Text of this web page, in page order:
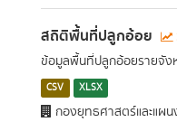
สถิติพื้นที่ปลูกอ้อย
ข้อมูลพื้นที่ปลูกอ้อยรายจัง
CSV XLSX
กองยุทธศาสตร์และแผน